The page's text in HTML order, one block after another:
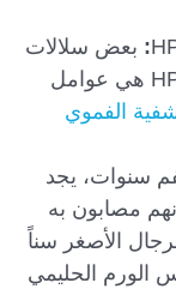
: بعض سلالات
فيروس الورم الحليمي البشري HPV هي عوامل
الفموي
سنوات، يجد
مصابون به
الرجال الأصغر سناً
الورم الحليمي